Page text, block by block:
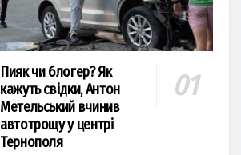
Пияк чи блогер? Як
кажуть свідки, Антон
Метельський вчинив
автотрощу у центрі
Тернополя